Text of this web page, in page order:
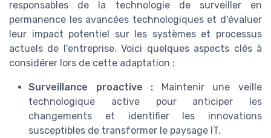
responsables de la technologie de surveiller en
permanence les avancées technologiques et d'évaluer
leur impact potentiel sur les systèmes et processus
actuels de l'entreprise. Voici quelques aspects clés à
considérer lors de cette adaptation :
Surveillance proactive : Maintenir une veille
technologique active pour anticiper les
changements et identifier les innovations
susceptibles de transformer le paysage IT.